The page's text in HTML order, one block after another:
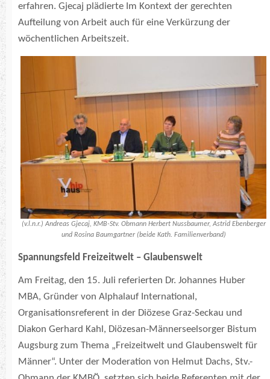
erfahren. Gjecaj plädierte Im Kontext der gerechten
Aufteilung von Arbeit auch für eine Verkürzung der
wöchentlichen Arbeitszeit.
(v.l.n.r.) Andreas Gjecaj, KMB-Stv. Obmann Herbert Nussbaumer, Astrid Ebenberger
und Rosina Baumgartner (beide Kath. Familienverband)
Spannungsfeld Freizeitwelt – Glaubenswelt
Am Freitag, den 15. Juli referierten Dr. Johannes Huber
MBA, Gründer von Alphalauf International,
Organisationsreferent in der Diözese Graz-Seckau und
Diakon Gerhard Kahl, Diözesan-Männerseelsorger Bistum
Augsburg zum Thema „Freizeitwelt und Glaubenswelt für
Männer“. Unter der Moderation von Helmut Dachs, Stv.-